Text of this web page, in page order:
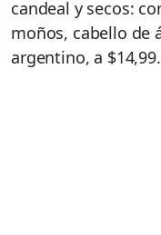
candeal y secos:
moños, cabello de
argentino, a